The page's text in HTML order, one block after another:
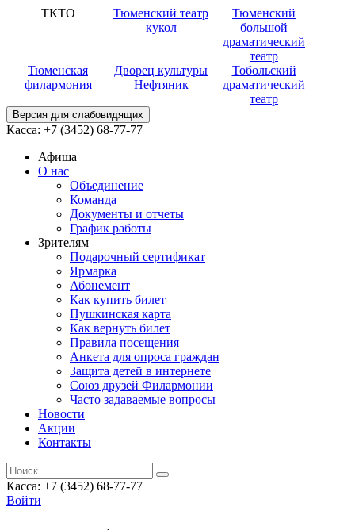
ТКТО
Тюменский театр
кукол
Тюменский
большой
драматический
театр
Тюменская
филармония
Дворец культуры
Нефтяник
Тобольский
драматический
театр
Версия для слабовидящих
Касса: +7 (3452) 68-77-77
Афиша
О нас
Объединение
Команда
Документы и отчеты
График работы
Зрителям
Подарочный сертификат
Ярмарка
Абонемент
Как купить билет
Пушкинская карта
Как вернуть билет
Правила посещения
Анкета для опроса граждан
Защита детей в интернете
Союз друзей Филармонии
Часто задаваемые вопросы
Новости
Акции
Контакты
Касса: +7 (3452) 68-77-77
Войти